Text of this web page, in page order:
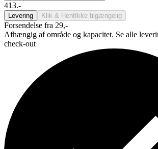
413.-
Levering Klik & Hent Ikke tilgængelig
Forsendelse fra 29,-
Afhængig af område og kapacitet. Se alle
check-out